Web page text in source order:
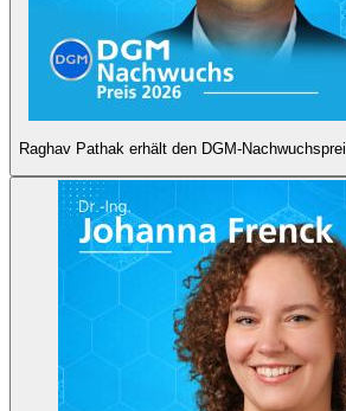
Raghav Pathak erhält den DGM-